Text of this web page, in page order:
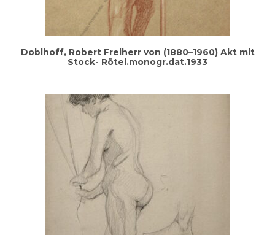
Doblhoff, Robert Frei­herr von (1880–1960) Akt mit
Stock- Rötel.monogr.dat.1933